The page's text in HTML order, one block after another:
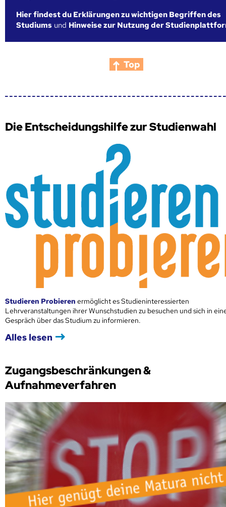
Hier findest du Erklärungen zu wichtigen Begriffen des
Studiums und Hinweise zur Nutzung der
Top
Die Entscheidungshilfe zur Studienwahl
Studieren Probieren ermöglicht es Studieninteressierten
Lehrveranstaltungen ihrer Wunschstudien zu besuchen und sich in
Gespräch über das Studium zu informieren.
Alles lesen
Zugangsbeschränkungen &
Aufnahmeverfahren